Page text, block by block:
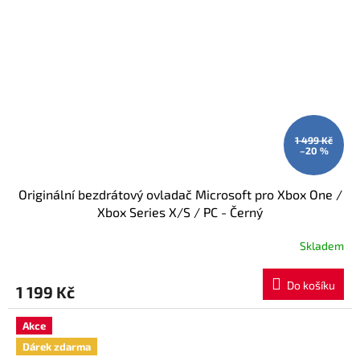
1 499 Kč
–20 %
Originální bezdrátový ovladač Microsoft pro Xbox One /
Xbox Series X/S / PC - Černý
Skladem
1 199 Kč Do košíku
Akce
Dárek zdarma